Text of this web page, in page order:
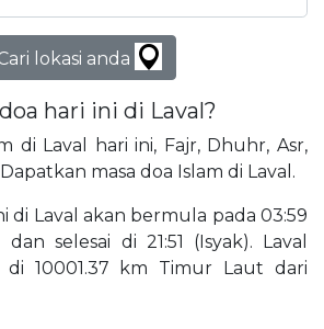
lokasi anda
hari ini di Laval?
di Laval hari ini, Fajr, Dhuhr, Asr,
masa doa Islam di Laval.
di Laval akan bermula pada 03:59
selesai di 21:51 (Isyak). Laval
di 10001.37 km Timur Laut dari